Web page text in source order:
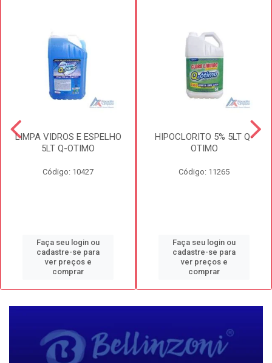
LIMPA VIDROS E ESPELHO
5LT Q-OTIMO
Código: 10427
Faça seu login ou
cadastre-se para
ver preços e
comprar
HIPOCLORITO 5% 5LT Q-
OTIMO
Código: 11265
Faça seu login ou
cadastre-se para
ver preços e
comprar